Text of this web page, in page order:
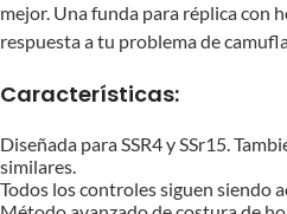
mejor. Una funda para réplica con
respuesta a tu problema de
Características:
Diseñada para SSR4 y SSr15.
similares.
Todos los controles siguen siendo